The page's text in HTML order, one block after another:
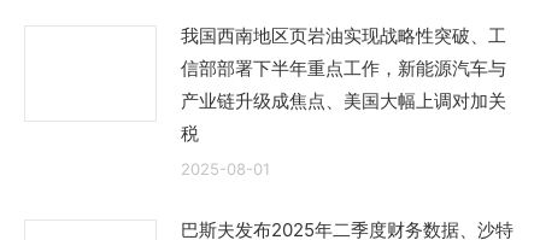
我国西南地区页岩油实现战略性突破、工
信部部署下半年重点工作，新能源汽车与
产业链升级成焦点、美国大幅上调对加关
税
2025-08-01
巴斯夫发布2025年二季度财务数据、沙特